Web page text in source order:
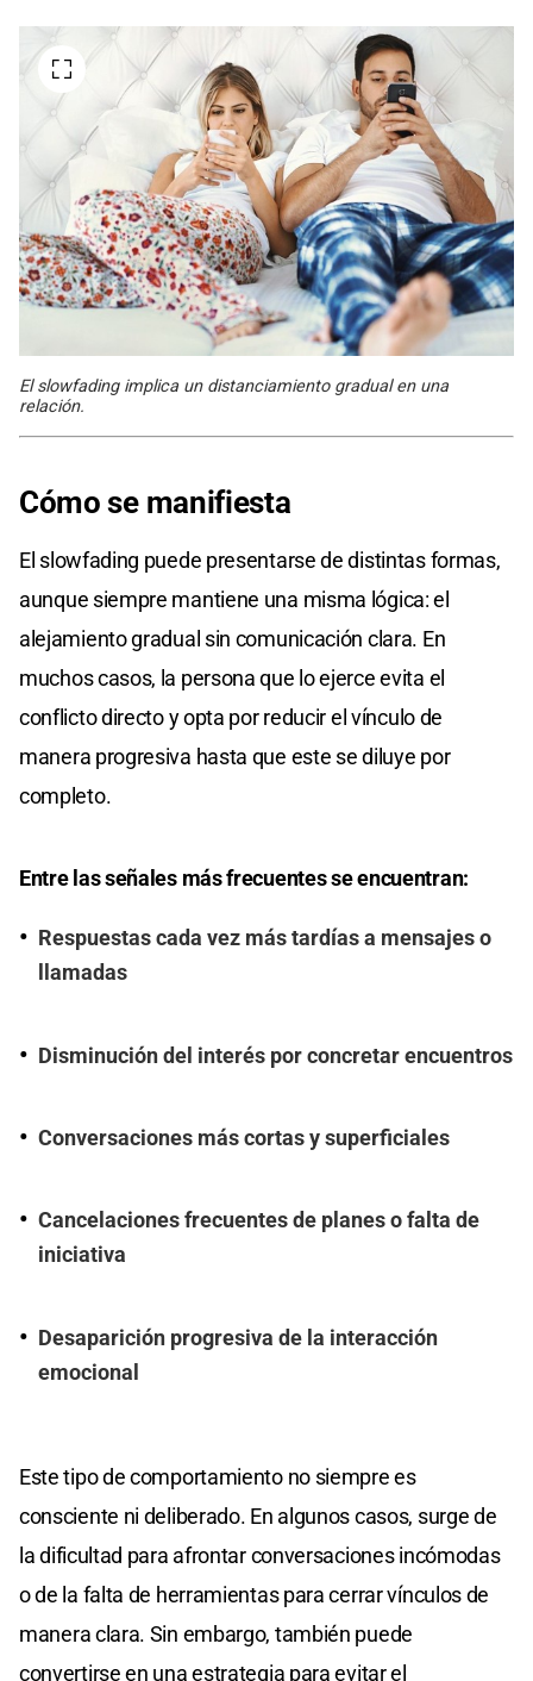
El slowfading implica un distanciamiento gradual en una
relación.
Cómo se manifiesta
El slowfading puede presentarse de distintas formas,
aunque siempre mantiene una misma lógica: el
alejamiento gradual sin comunicación clara. En
muchos casos, la persona que lo ejerce evita el
conflicto directo y opta por reducir el vínculo de
manera progresiva hasta que este se diluye por
completo.
Entre las señales más frecuentes se encuentran:
Respuestas cada vez más tardías a mensajes o
llamadas
Disminución del interés por concretar encuentros
Conversaciones más cortas y superficiales
Cancelaciones frecuentes de planes o falta de
iniciativa
Desaparición progresiva de la interacción
emocional
Este tipo de comportamiento no siempre es
consciente ni deliberado. En algunos casos, surge de
la dificultad para afrontar conversaciones incómodas
o de la falta de herramientas para cerrar vínculos de
manera clara. Sin embargo, también puede
convertirse en una estrategia para evitar el